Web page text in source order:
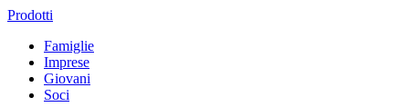
Prodotti
Famiglie
Imprese
Giovani
Soci